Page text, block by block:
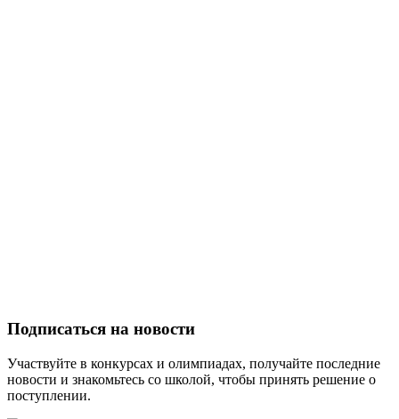
Подписаться на новости
Участвуйте в конкурсах и олимпиадах, получайте последние
новости и знакомьтесь со школой, чтобы принять решение о
поступлении.